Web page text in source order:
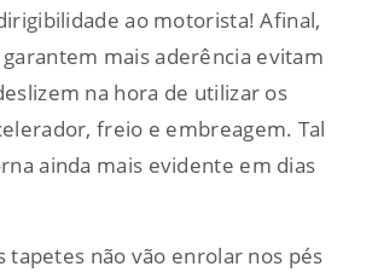
ao motorista! Afinal,
mais aderência evitam
na hora de utilizar os
freio e embreagem. Tal
ainda mais evidente em dias
tapetes não vão enrolar nos pés